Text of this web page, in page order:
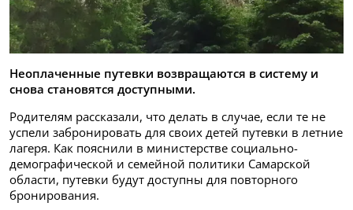
Неоплаченные путевки возвращаются в систему и
снова становятся доступными.
Родителям рассказали, что делать в случае, если те не
успели забронировать для своих детей путевки в летние
лагеря. Как пояснили в министерстве социально-
демографической и семейной политики Самарской
области, путевки будут доступны для повторного
бронирования.